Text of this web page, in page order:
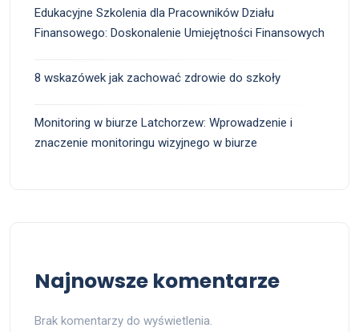
Edukacyjne Szkolenia dla Pracowników Działu
Finansowego: Doskonalenie Umiejętności Finansowych
8 wskazówek jak zachować zdrowie do szkoły
Monitoring w biurze Latchorzew: Wprowadzenie i
znaczenie monitoringu wizyjnego w biurze
Najnowsze komentarze
Brak komentarzy do wyświetlenia.